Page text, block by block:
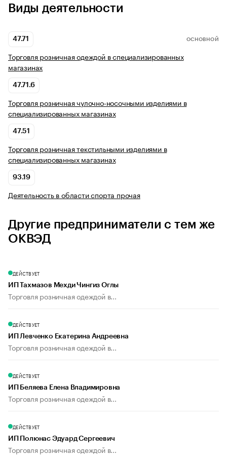
Виды деятельности
47.71 ОСНОВНОЙ
Торговля розничная одеждой в специализированных
магазинах
47.71.6
Торговля розничная чулочно-носочными изделиями в
специализированных магазинах
47.51
Торговля розничная текстильными изделиями в
специализированных магазинах
93.19
Деятельность в области спорта прочая
Другие предприниматели с тем же
ОКВЭД
ДЕЙСТВУЕТ
ИП Тахмазов Мехди Чингиз Оглы
Торговля розничная одеждой в...
ДЕЙСТВУЕТ
ИП Левченко Екатерина Андреевна
Торговля розничная одеждой в...
ДЕЙСТВУЕТ
ИП Беляева Елена Владимировна
Торговля розничная одеждой в...
ДЕЙСТВУЕТ
ИП Полюнас Эдуард Сергеевич
Торговля розничная одеждой в...